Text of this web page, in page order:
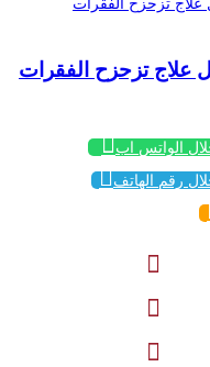
علاج تزحزح الفقرات
الواتس اب
رقم الهاتف


